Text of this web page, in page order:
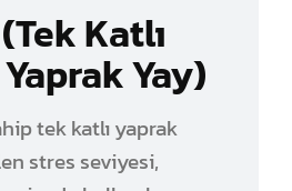
Katlı
Yay)
tek katlı yaprak
stres seviyesi,